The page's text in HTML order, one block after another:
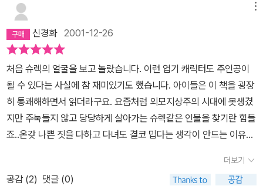
험상궂은 말까지 하는 슈렉을 모두가 피해버린다. 무슨 모세의 기적
렉. 당당해서 보기 좋다.ㅎㅎㅎ그런데, 아이들이 뛰놀고, 꽃향기가 난
무하는, 전형적인 동화같은 꿈을 꾸고 식은땀을 흘리는 슈렉.슈렉에
게 이렇게 아름답고 예쁜 꿈은 '악몽'이라는 거!그런 슈렉을 놀라게 만
드는 것도 있었다. 무시무시한 괴물이 온 사방을 둘러싸고 있으니.독
자는 바로 눈치 챈다. 아핫, 거울방이구나!슈렉도 금세 알아차린다. 그
리고 안심한다.자기 얼굴임을 아는 순간 오히려 만족해 버리는 슈렉.
자신의 상상이나 기대보다 더 못 생겨서 즐거운 것일까???슈렉의 배
필 되어줄 못생긴 공주님 등장이다.애니메이션에서의 슈렉과 피오나
공주는 귀엽다 못해 정말 아름다운 비쥬얼이었구나!이 못난이 공주와
신경화2001-12-26
처음 슈렉의 얼굴을 보고 놀랐습니다. 이런 엽기 캐릭터도 주인공이
될 수 있다는 사실에 참 재미있기도 했습니다. 아이들은 이 책을 굉장
히 통쾌해하면서 읽더라구요. 요즘처럼 외모지상주의 시대에 못생겼
지만 주눅들지 않고 당당하게 살아가는 슈렉같은 인물을 찾기란 힘들
죠..온갖 나쁜 짓을 다하고 다녀도 결코 밉다는 생각이 안드는 이유는
의 단점을 오히려 당당하게 드러냄으로서 장점으로 만든 슈렉은 정말
대단한 괴물임에 틀림없습니다. 더욱 황당한 것은 마지막에 공주의
더보기
공감 (2) 댓글 (0)